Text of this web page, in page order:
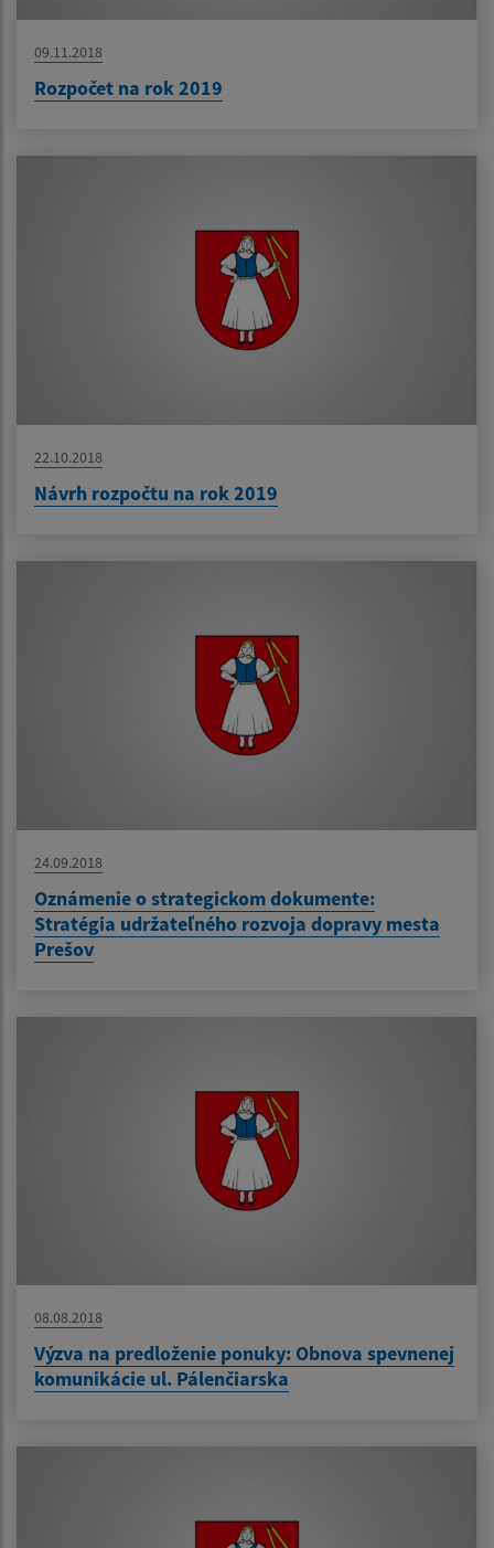
09.11.2018
Rozpočet na rok 2019
22.10.2018
Návrh rozpočtu na rok 2019
24.09.2018
Oznámenie o strategickom dokumente:
Stratégia udržateľného rozvoja dopravy mesta
Prešov
08.08.2018
Výzva na predloženie ponuky: Obnova spevnenej
komunikácie ul. Pálenčiarska